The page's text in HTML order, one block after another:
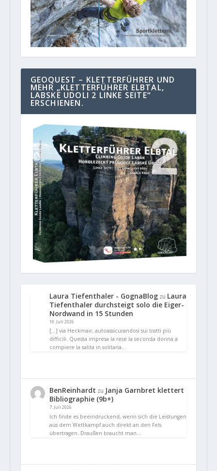
GEOQUEST – KLETTERFÜHRER UND
MEHR „KLETTERFÜHRER ELBTAL,
LABSKE UDOLI 2 LINKE SEITE“
ERSCHIENEN.
Laura Tiefenthaler - GognaBlogzu Laura
Tiefenthaler durchsteigt solo die Eiger-
Nordwand in 15 Stunden
10. Juli 2026
[…] via Heckmair, autoassicurandosi sui tratti più
difficili. Questa impresa la rese la seconda donna a
compiere la salita in solitaria…
BenReinhardt zu Janja Garnbret klettert
Bibliographie (9b+)
7. Juli 2026
Ich finde es beeindruckend, wenn sich die Leistungen
aus dem Wettkampf auch direkt an den Fels
übertragen. Draußen braucht man…